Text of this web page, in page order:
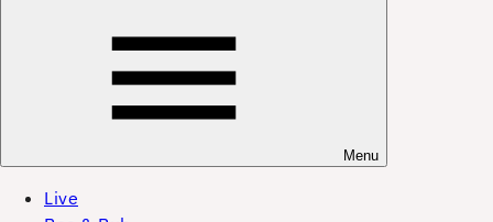
Menu
Live